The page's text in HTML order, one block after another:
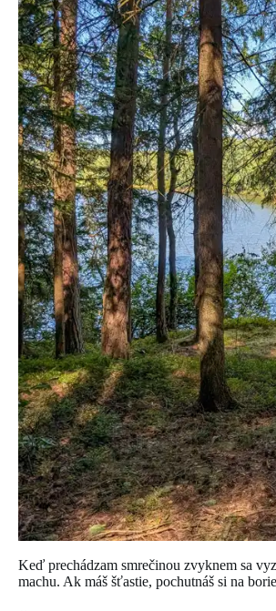
Keď prechádzam smrečinou zvyknem sa
machu. Ak máš šťastie, pochutnáš si na